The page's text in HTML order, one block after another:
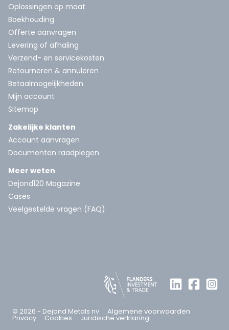
Oplossingen op maat
Boekhouding
Offerte aanvragen
Levering of afhaling
Verzend- en servicekosten
Retourneren & annuleren
Betaalmogelijkheden
Mijn account
Sitemap
Zakelijke klanten
Account aanvragen
Documenten raadplegen
Meer weten
Dejond120 Magazine
Cases
Veelgestelde vragen (FAQ)
© 2026 - Dejond Metals nv Algemene voorwaarden
Privacy Cookies Juridische verklaring